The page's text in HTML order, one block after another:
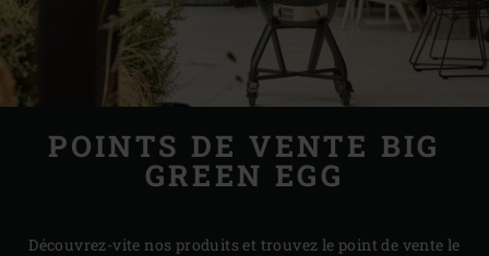
POINTS DE VENTE BIG
GREEN EGG
Découvrez-vite nos produits et trouvez le point de vente le